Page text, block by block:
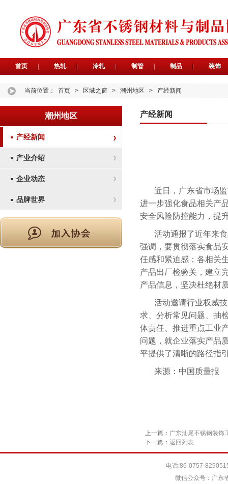
首页 热轧 冷轧 制管 制品 装饰
当前位置： 首页 > 区域之窗 > 潮州地区 > 产经新闻
潮州地区
产经新闻
产业介绍
企业动态
品牌世界
产经新闻
近日，广东省市场
进一步强化食品相关产
安全风险防控能力，提
活动通报了近年来
强调，要贯彻落实食品
任感和紧迫感；各相关
产品出厂检验关，建立
产品信息，坚决杜绝材
活动邀请行业权威
求、分析常见问题、抽
体责任、推进重点工业
问题，就企业落实产品
平提供了清晰的路径指
来源：中国质量报
上一篇： 广东汕尾不锈钢装饰
下一篇： 返回列表
电话:86-0757-
微信公众号：广东